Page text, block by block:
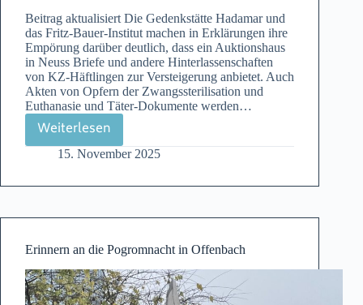
Beitrag aktualisiert Die Gedenkstätte Hadamar und
das Fritz-Bauer-Institut machen in Erklärungen ihre
Empörung darüber deutlich, dass ein Auktionshaus
in Neuss Briefe und andere Hinterlassenschaften
von KZ-Häftlingen zur Versteigerung anbietet. Auch
Akten von Opfern der Zwangssterilisation und
Euthanasie und Täter-Dokumente werden…
WeiterlesenVersteigerung
von
Briefen
von
KZ-
Häftlingen
15. November 2025
Erinnern an die Pogromnacht in Offenbach